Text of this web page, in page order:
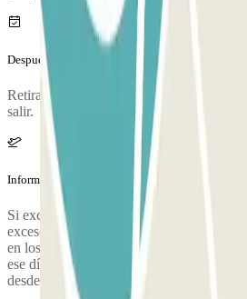
Después de tu viaje
Retira tu vehículo y utiliza el ticket que
salir.
Información adicional
Si excedes el tiempo de estacionamiento
exceso debe pagarse necesariamente en
en los casos en que esté cerrada por
ese día. Solo en estos dos últimos casos,
desde las cajas automáticas el ticket con